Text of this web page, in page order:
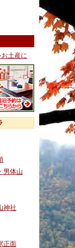
土産に
男体山
神社
正面